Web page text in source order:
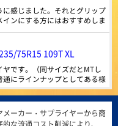
を続ける急成長ブランドMAX
）。 世界一流タイヤ工場と並
中国、アメリカ、ヨーロッパな
況に考慮された、さまざまな特
しています。
4.39
年。ベルギー発の歴史的グロ
特設ページは
こちら!
感じました。それとグリップ
ンにする方にはおすすめしま
そうに思えました。
75R15 109T XL
です。（同サイズだとMTし
にラインナップとしてある様
と比べて耐摩耗性が低いでし
しています。
XL
ーカー・サプライヤーから商